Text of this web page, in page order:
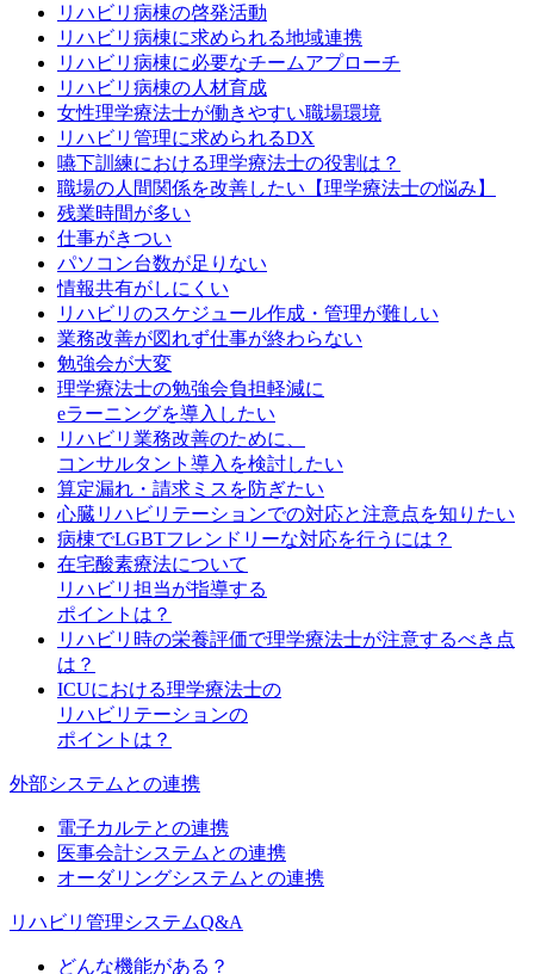
リハビリ病棟の啓発活動
リハビリ病棟に求められる地域連携
リハビリ病棟に必要なチームアプローチ
リハビリ病棟の人材育成
女性理学療法士が働きやすい職場環境
リハビリ管理に求められるDX
嚥下訓練における理学療法士の役割は？
職場の人間関係を改善したい【理学療法士の悩み】
残業時間が多い
仕事がきつい
パソコン台数が足りない
情報共有がしにくい
リハビリのスケジュール作成・管理が難しい
業務改善が図れず仕事が終わらない
勉強会が大変
理学療法士の勉強会負担軽減に
eラーニングを導入したい
リハビリ業務改善のために、
コンサルタント導入を検討したい
算定漏れ・請求ミスを防ぎたい
心臓リハビリテーションでの対応と注意点を知りたい
病棟でLGBTフレンドリーな対応を行うには？
在宅酸素療法について
リハビリ担当が指導する
ポイントは？
リハビリ時の栄養評価で理学療法士が注意するべき点
は？
ICUにおける理学療法士の
リハビリテーションの
ポイントは？
外部システムとの連携
電子カルテとの連携
医事会計システムとの連携
オーダリングシステムとの連携
リハビリ管理システムQ&A
どんな機能がある？